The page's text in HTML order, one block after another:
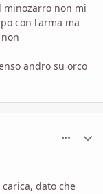
minozarro non mi
con l'arma ma
andro su orco
dato che